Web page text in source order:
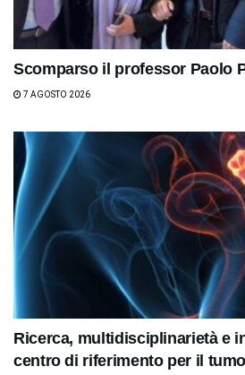
Scomparso il professor Paolo
7 AGOSTO 2026
Ricerca, multidisciplinarietà e
centro di riferimento per il